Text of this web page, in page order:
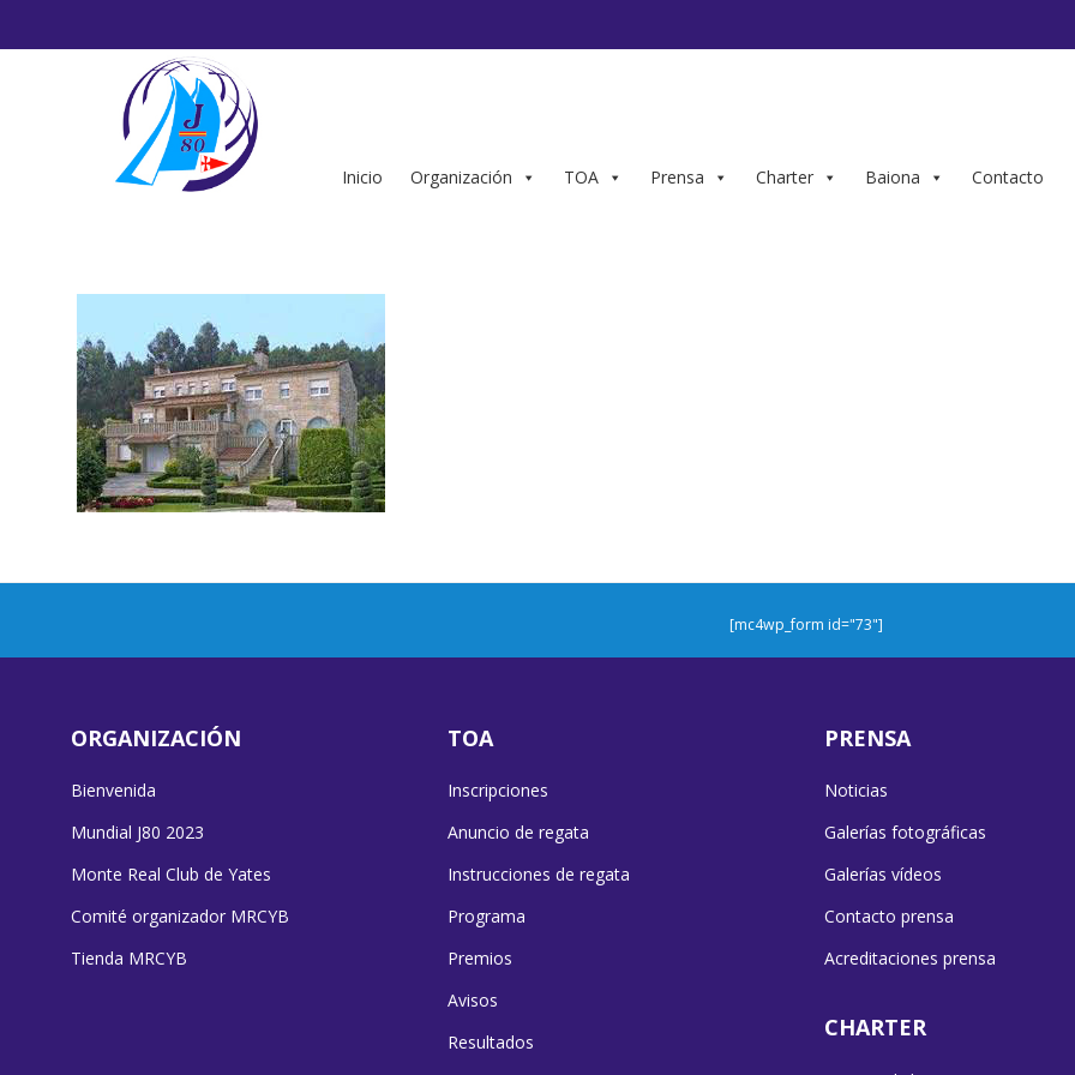
Inicio Organización TOA Prensa Charter Baiona Contacto
[mc4wp_form id="73"]
ORGANIZACIÓN
Bienvenida
Mundial J80 2023
Monte Real Club de Yates
Comité organizador MRCYB
Tienda MRCYB
TOA
Inscripciones
Anuncio de regata
Instrucciones de regata
Programa
Premios
Avisos
Resultados
PRENSA
Noticias
Galerías fotográficas
Galerías vídeos
Contacto prensa
Acreditaciones prensa
CHARTER